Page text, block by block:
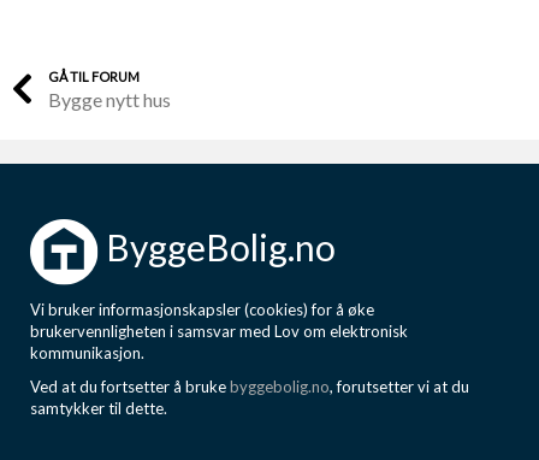
GÅ TIL FORUM
Bygge nytt hus
ByggeBolig.no
Vi bruker informasjonskapsler (cookies) for å øke
brukervennligheten i samsvar med Lov om elektronisk
kommunikasjon.
Ved at du fortsetter å brukebyggebolig.no, forutsetter vi at du
samtykker til dette.